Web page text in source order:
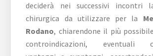
deciderà nei successivi incontri
chirurgica da utilizzare per la
Rodano, chiarendone il più
controindicazioni, eventuali